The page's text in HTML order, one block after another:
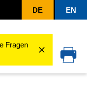
DE EN
Fragen
ändern